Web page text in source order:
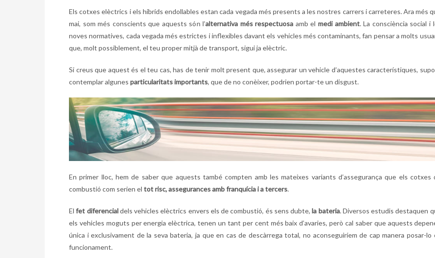
Els cotxes elèctrics i els híbrids endollables estan cada vegada més presents a les nostres carrers i carreteres. Ara més
mai, som més conscients que aquests són l’alternativa més respectuosa amb el medi ambient. La consciència social i
noves normatives, cada vegada més estrictes i inflexibles davant els vehicles més contaminants, fan pensar a molts
que, molt possiblement, el teu proper mitjà de transport, sigui ja elèctric.
Si creus que aquest és el teu cas, has de tenir molt present que, assegurar un vehicle d’aquestes característiques,
contemplar algunes particularitats importants, que de no conèixer, podrien portar-te un disgust.
En primer lloc, hem de saber que aquests també compten amb les mateixes variants d’assegurança que els cotxes
combustió com serien el tot risc, assegurances amb franquícia i a tercers.
El fet diferencialdels vehicles elèctrics envers els de combustió, és sens dubte,la bateria. Diversos estudis destaquen
els vehicles moguts per energia elèctrica, tenen un tant per cent més baix d’avaries, però cal saber que aquests
única i exclusivament de la seva bateria, ja que en cas de descàrrega total, no aconseguiríem de cap manera posar-lo
funcionament.